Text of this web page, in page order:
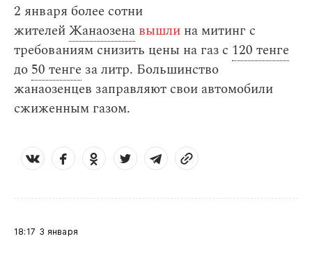
2 января более сотни
жителейЖанаозена вышли на митинг с
требованиям снизить цены на газ с 120 тенге
до 50 тенге за литр. Большинство
жанаозенцев заправляют свои автомобили
сжиженным газом.
18:17 3 января